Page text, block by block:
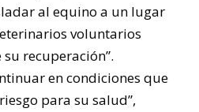
al equino a un lugar
voluntarios
recuperación”.
en condiciones que
para su salud”,